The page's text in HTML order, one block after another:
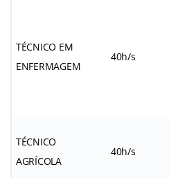
TÉCNICO EM
ENFERMAGEM
40h/s
TÉCNICO
AGRÍCOLA
40h/s